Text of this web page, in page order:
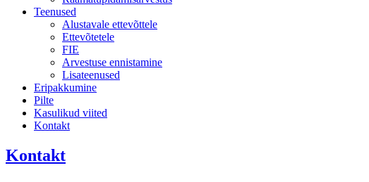
Teenused
Alustavale ettevõttele
Ettevõtetele
FIE
Arvestuse ennistamine
Lisateenused
Eripakkumine
Pilte
Kasulikud viited
Kontakt
Kontakt